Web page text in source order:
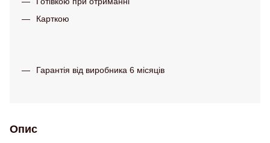
Карткою
Гарантія від виробника 6 місяців
Опис